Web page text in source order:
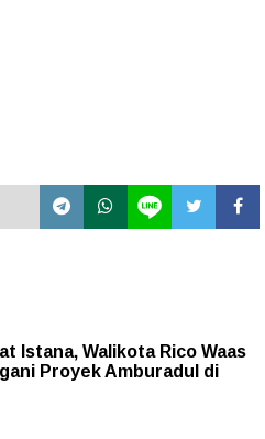
Istana, Walikota Rico Waas
Proyek Amburadul di